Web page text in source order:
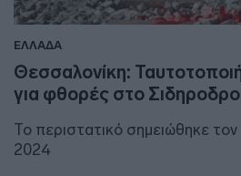
ΕΛΛΑΔΑ
Θεσσαλονίκη:
για φθορές στο
Το περιστατικό σημειώθηκε
2024